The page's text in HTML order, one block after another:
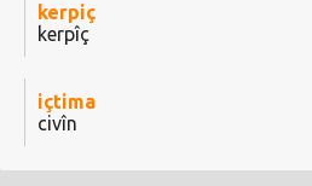
kerpiç
kerpîç
içtima
civîn